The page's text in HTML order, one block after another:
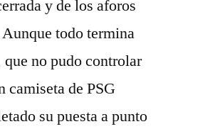
y de los aforos
todo termina
que no pudo controlar
de PSG
su puesta a punto